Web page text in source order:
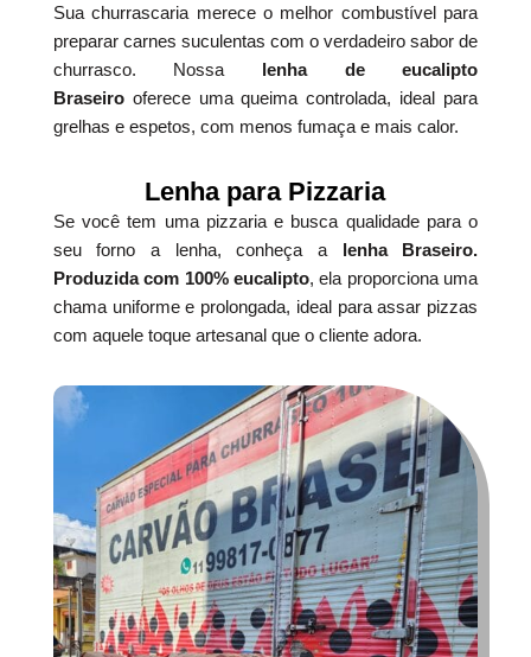
Sua churrascaria merece o melhor combustível para
preparar carnes suculentas com o verdadeiro sabor de
churrasco. Nossa lenha de eucalipto
Braseirooferece uma queima controlada, ideal para
grelhas e espetos, com menos fumaça e mais calor.
Lenha para Pizzaria
Se você tem uma pizzaria e busca qualidade para o
seu forno a lenha, conheça a lenha Braseiro.
Produzida com 100% eucalipto, ela proporciona uma
chama uniforme e prolongada, ideal para assar pizzas
com aquele toque artesanal que o cliente adora.